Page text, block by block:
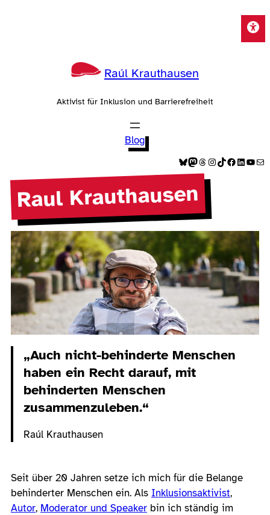
Raúl Krauthausen
Aktivist für Inklusion und Barrierefreiheit
Blog
Bluesky Mastodon Threads Instagram TikTok Facebook LinkedIn YouTube E-Mail
Raul Krauthausen
„Auch nicht-behinderte Menschen
haben ein Recht darauf, mit
behinderten Menschen
zusammenzuleben.“
Raúl Krauthausen
Seit über 20 Jahren setze ich mich für die Belange
behinderter Menschen ein. Als Inklusionsaktivist,
Autor, Moderator und Speaker bin ich ständig im